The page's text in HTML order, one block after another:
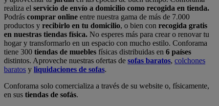
realiza el servicio de envío a domicilio como recogida en tienda.
Podrás comprar online entre nuestra gama de más de 7.000
productos y recibirlo en tu domicilio, o bien con recogida gratis
en nuestras tiendas física. No esperes más para crear o renovar tu
hogar y transformarlo en un espacio con mucho estilo. Conforama
tiene 300 tiendas de muebles físicas distribuidas en 6 países
distintos. Aproveche nuestras ofertas de sofas baratos, colchones
baratos y liquidaciones de sofas.
Conforama solo comercializa a través de su website o, físicamente,
en sus tiendas de sofás.